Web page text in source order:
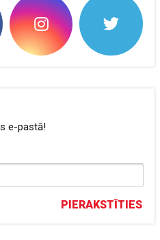
e-pastā!
PIERAKSTĪTIES